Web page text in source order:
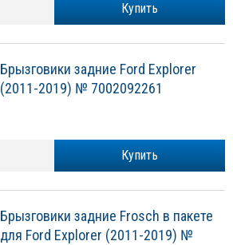
Купить
Брызговики задние Ford Explorer
(2011-2019) № 7002092261
Купить
Брызговики задние Frosch в пакете
для Ford Explorer (2011-2019) №